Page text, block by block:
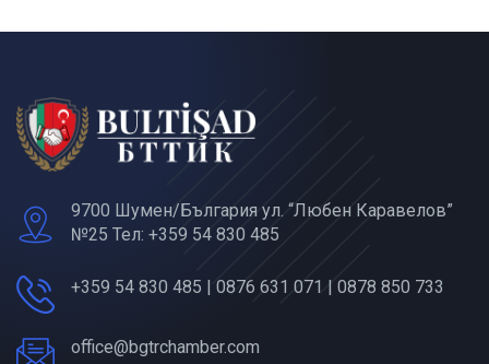
9700 Шумен/България ул. “Любен Каравелов”
№25 Тел: +359 54 830 485
+359 54 830 485 | 0876 631 071 | 0878 850 733
office@bgtrchamber.com